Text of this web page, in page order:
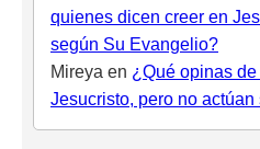
quienes dicen creer en
según Su Evangelio?
Mireya en ¿Qué opinas
Jesucristo, pero no